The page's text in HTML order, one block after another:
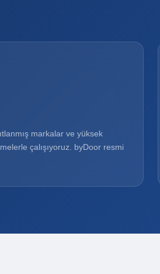
markalar ve yüksek
çalışıyoruz. byDoor resmi